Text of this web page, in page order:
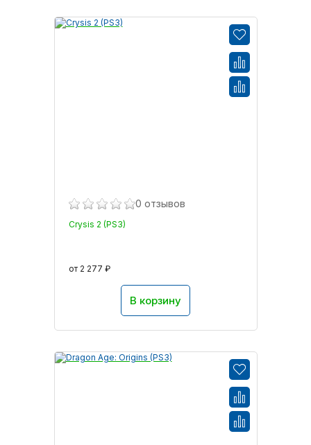
0 отзывов
Crysis 2 (PS3)
от 2 277 ₽
В корзину